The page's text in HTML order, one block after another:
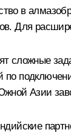
в
Для
сложные
Азии